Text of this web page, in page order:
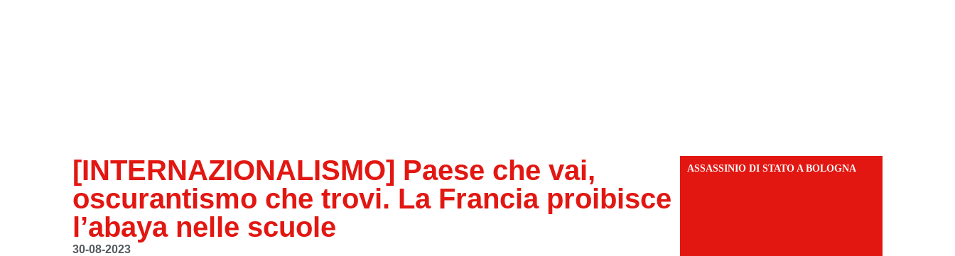
[INTERNAZIONALISMO] Paese che vai,
oscurantismo che trovi. La Francia proibisce
l’abaya nelle scuole
30-08-2023
ASSASSINIO DI STATO A BOLOGNA